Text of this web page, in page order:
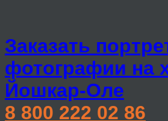
Заказать
фотографии на
Йошкар-Оле
8 800 222 02 86